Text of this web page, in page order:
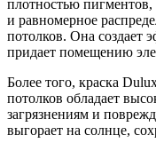
плотностью пигментов,
и равномерное
потолков. Она создает
придает помещению
Более того, краска
потолков обладает
загрязнениям и
выгорает на солнце,